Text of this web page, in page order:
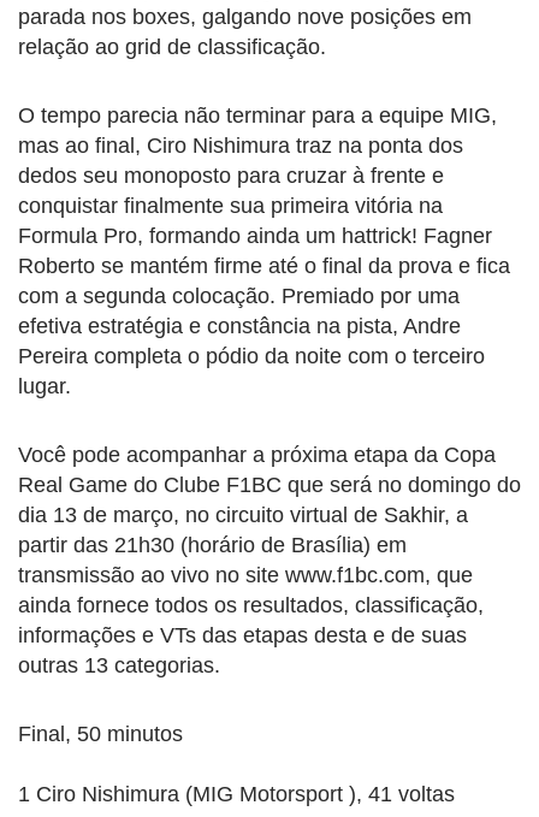
parada nos boxes, galgando nove posições em
relação ao grid de classificação.
O tempo parecia não terminar para a equipe MIG,
mas ao final, Ciro Nishimura traz na ponta dos
dedos seu monoposto para cruzar à frente e
conquistar finalmente sua primeira vitória na
Formula Pro, formando ainda um hattrick! Fagner
Roberto se mantém firme até o final da prova e fica
com a segunda colocação. Premiado por uma
efetiva estratégia e constância na pista, Andre
Pereira completa o pódio da noite com o terceiro
lugar.
Você pode acompanhar a próxima etapa da Copa
Real Game do Clube F1BC que será no domingo do
dia 13 de março, no circuito virtual de Sakhir, a
partir das 21h30 (horário de Brasília) em
transmissão ao vivo no site www.f1bc.com, que
ainda fornece todos os resultados, classificação,
informações e VTs das etapas desta e de suas
outras 13 categorias.
Final, 50 minutos
1 Ciro Nishimura (MIG Motorsport ), 41 voltas